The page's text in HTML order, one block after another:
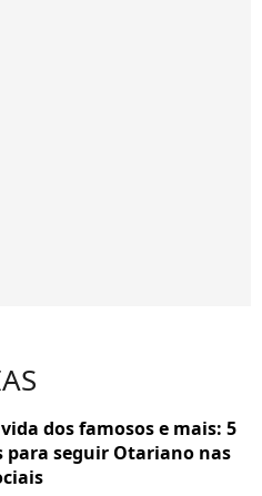
dos famosos e mais: 5
para seguir Otariano nas